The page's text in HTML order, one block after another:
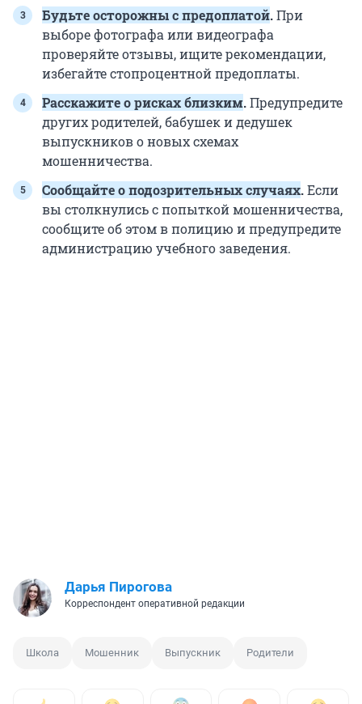
Будьте осторожны с предоплатой.При
выборе фотографа или видеографа
проверяйте отзывы, ищите рекомендации,
избегайте стопроцентной предоплаты.
Расскажите о рисках близким.Предупредите
других родителей, бабушек и дедушек
выпускников о новых схемах
мошенничества.
Сообщайте о подозрительных случаях.Если
вы столкнулись с попыткой мошенничества,
сообщите об этом в полицию и предупредите
администрацию учебного заведения.
Дарья Пирогова
Корреспондент оперативной редакции
Школа Мошенник Выпускник Родители